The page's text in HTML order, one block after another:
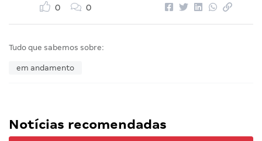
0 0
Tudo que sabemos sobre:
em andamento
Notícias recomendadas